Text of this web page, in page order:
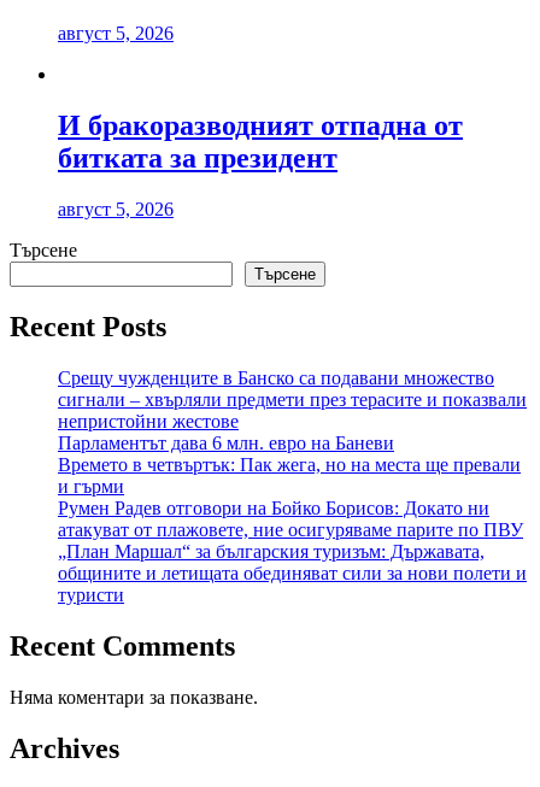
август 5, 2026
И бракоразводният отпадна от
битката за президент
август 5, 2026
Търсене
Търсене
Recent Posts
Срещу чужденците в Банско са подавани множество
сигнали – хвърляли предмети през терасите и показвали
непристойни жестове
Парламентът дава 6 млн. евро на Баневи
Времето в четвъртък: Пак жега, но на места ще превали
и гърми
Румен Радев отговори на Бойко Борисов: Докато ни
атакуват от плажовете, ние осигуряваме парите по ПВУ
„План Маршал“ за българския туризъм: Държавата,
общините и летищата обединяват сили за нови полети и
туристи
Recent Comments
Няма коментари за показване.
Archives